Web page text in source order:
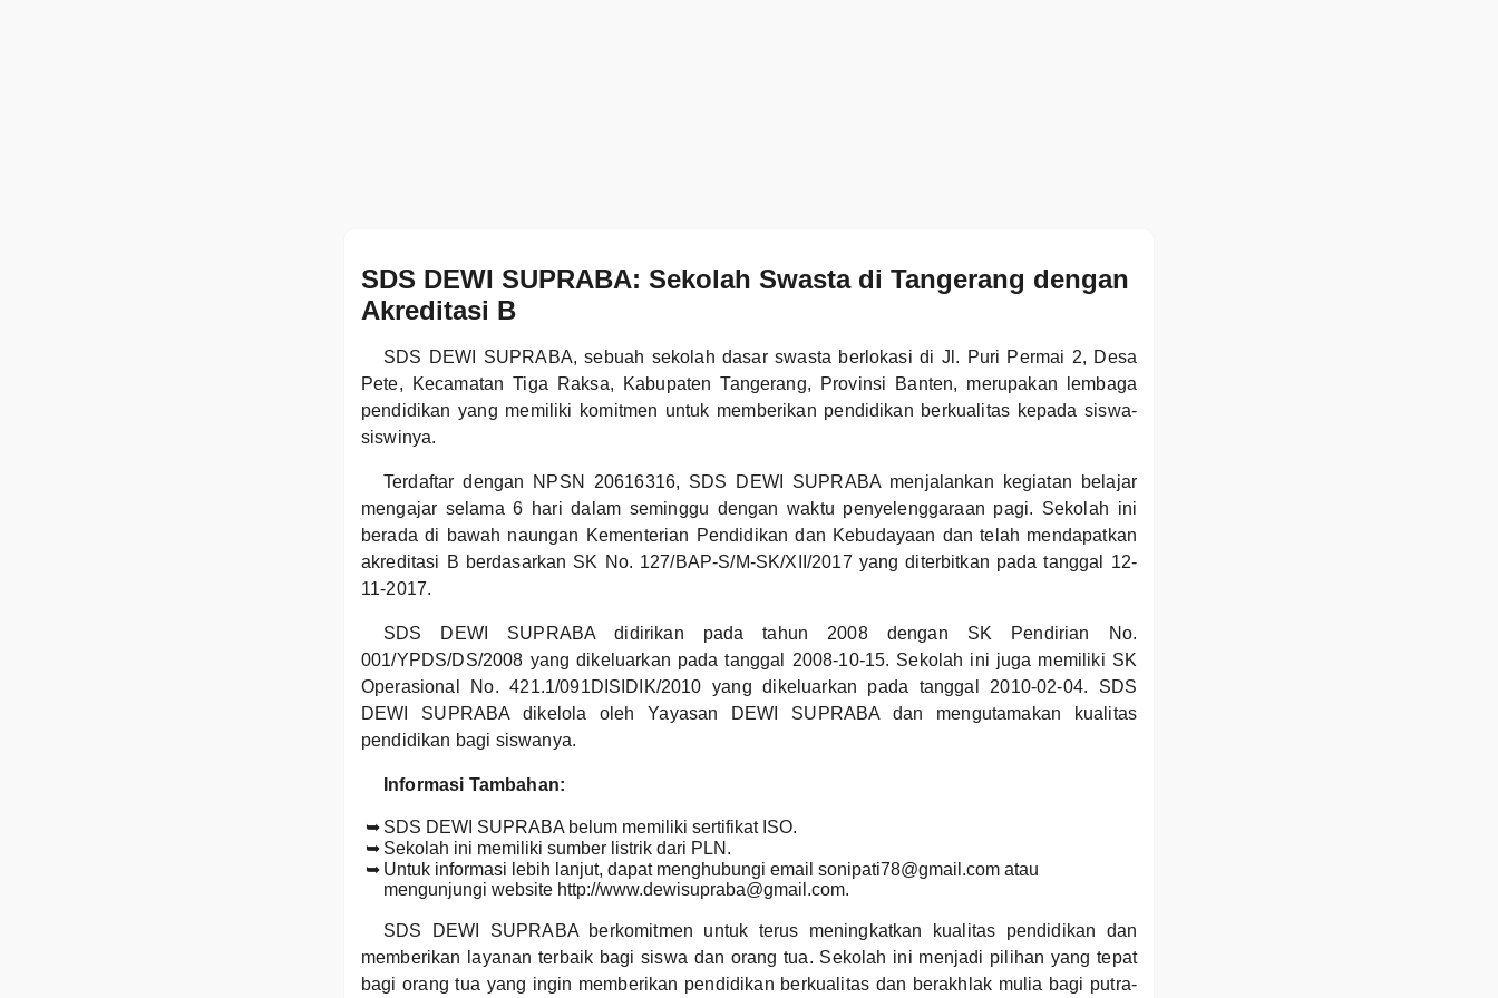
SDS DEWI SUPRABA: Sekolah Swasta di Tangerang dengan
Akreditasi B
SDS DEWI SUPRABA, sebuah sekolah dasar swasta berlokasi di Jl. Puri Permai 2, Desa
Pete, Kecamatan Tiga Raksa, Kabupaten Tangerang, Provinsi Banten, merupakan lembaga
pendidikan yang memiliki komitmen untuk memberikan pendidikan berkualitas kepada siswa-
siswinya.
Terdaftar dengan NPSN 20616316, SDS DEWI SUPRABA menjalankan kegiatan belajar
mengajar selama 6 hari dalam seminggu dengan waktu penyelenggaraan pagi. Sekolah ini
berada di bawah naungan Kementerian Pendidikan dan Kebudayaan dan telah mendapatkan
akreditasi B berdasarkan SK No. 127/BAP-S/M-SK/XII/2017 yang diterbitkan pada tanggal 12-
11-2017.
SDS DEWI SUPRABA didirikan pada tahun 2008 dengan SK Pendirian No.
001/YPDS/DS/2008 yang dikeluarkan pada tanggal 2008-10-15. Sekolah ini juga memiliki SK
Operasional No. 421.1/091DISIDIK/2010 yang dikeluarkan pada tanggal 2010-02-04. SDS
DEWI SUPRABA dikelola oleh Yayasan DEWI SUPRABA dan mengutamakan kualitas
pendidikan bagi siswanya.
Informasi Tambahan:
SDS DEWI SUPRABA belum memiliki sertifikat ISO.
Sekolah ini memiliki sumber listrik dari PLN.
Untuk informasi lebih lanjut, dapat menghubungi email sonipati78@gmail.com atau
mengunjungi website http://www.dewisupraba@gmail.com.
SDS DEWI SUPRABA berkomitmen untuk terus meningkatkan kualitas pendidikan dan
memberikan layanan terbaik bagi siswa dan orang tua. Sekolah ini menjadi pilihan yang tepat
bagi orang tua yang ingin memberikan pendidikan berkualitas dan berakhlak mulia bagi putra-